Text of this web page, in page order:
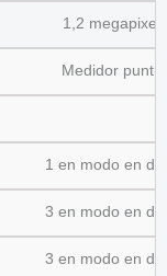
1,2
Medidor
1 en modo en
3 en modo en
3 en modo en